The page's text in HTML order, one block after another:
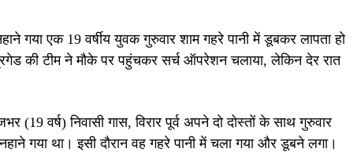
गया एक 19 वर्षीय युवक गुरुवार शाम गहरे पानी में डूबकर लापता हो
की टीम ने मौके पर पहुंचकर सर्च ऑपरेशन चलाया, लेकिन देर रात
(19 वर्ष) निवासी गास, विरार पूर्व अपने दो दोस्तों के साथ गुरुवार
गया था। इसी दौरान वह गहरे पानी में चला गया और डूबने लगा।